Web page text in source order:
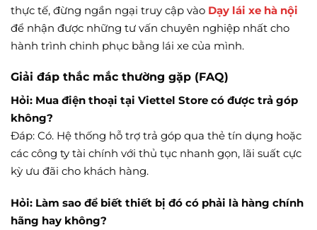
thực tế, đừng ngần ngại truy cập vào Dạy lái xe hà nội
để nhận được những tư vấn chuyên nghiệp nhất cho
hành trình chinh phục bằng lái xe của mình.
Giải đáp thắc mắc thường gặp (FAQ)
Hỏi: Mua điện thoại tại Viettel Store có được trả góp
không?
Đáp: Có. Hệ thống hỗ trợ trả góp qua thẻ tín dụng hoặc
các công ty tài chính với thủ tục nhanh gọn, lãi suất cực
kỳ ưu đãi cho khách hàng.
Hỏi: Làm sao để biết thiết bị đó có phải là hàng chính
hãng hay không?